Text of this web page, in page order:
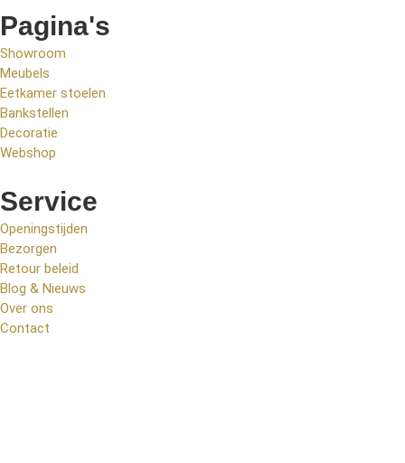
Pagina's
Showroom
Meubels
Eetkamer stoelen
Bankstellen
Decoratie
Webshop
Service
Openingstijden
Bezorgen
Retour beleid
Blog & Nieuws
Over ons
Contact